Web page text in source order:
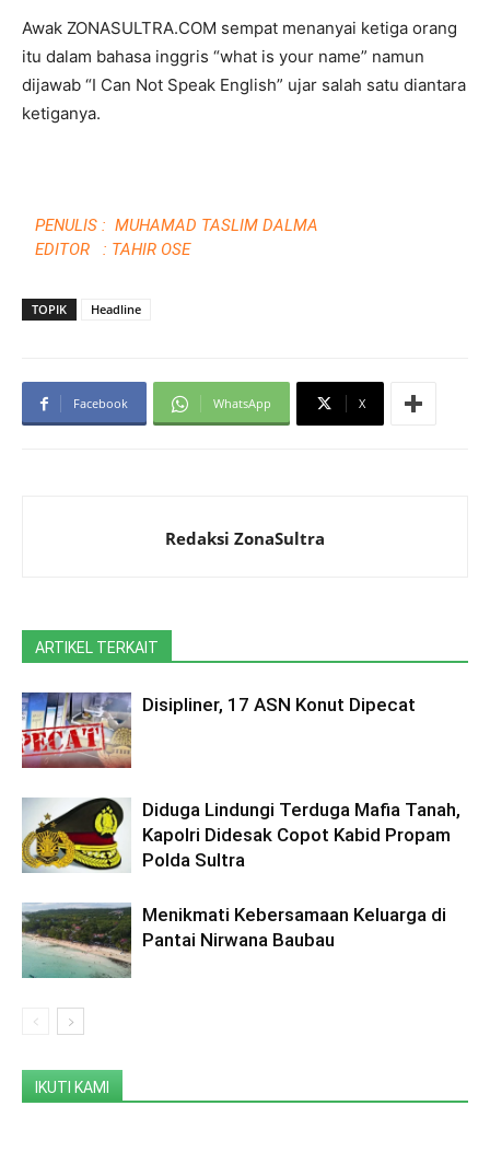
Awak ZONASULTRA.COM sempat menanyai ketiga orang
itu dalam bahasa inggris “what is your name” namun
dijawab “I Can Not Speak English” ujar salah satu diantara
ketiganya.
PENULIS : MUHAMAD TASLIM DALMA
EDITOR : TAHIR OSE
TOPIK Headline
Facebook WhatsApp X
Redaksi ZonaSultra
ARTIKEL TERKAIT
Disipliner, 17 ASN Konut Dipecat
Diduga Lindungi Terduga Mafia Tanah,
Kapolri Didesak Copot Kabid Propam
Polda Sultra
Menikmati Kebersamaan Keluarga di
Pantai Nirwana Baubau
IKUTI KAMI